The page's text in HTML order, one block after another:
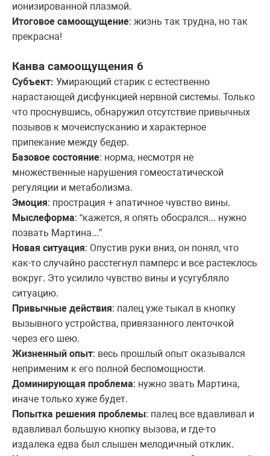
ионизированной плазмой.
Итоговое самоощущение: жизнь так трудна, но так
прекрасна!
Канва самоощущения 6
Субъект: Умирающий старик с естественно
нарастающей дисфункцией нервной системы. Только
что проснувшись, обнаружил отсутствие привычных
позывов к мочеиспусканию и характерное
припекание между бедер.
Базовое состояние: норма, несмотря не
множественные нарушения гомеостатической
регуляции и метаболизма.
Эмоция: прострация + апатичное чувство вины.
Мыслеформа: “кажется, я опять обосрался... нужно
позвать Мартина...”
Новая ситуация: Опустив руки вниз, он понял, что
как-то случайно расстегнул памперс и все растеклось
вокруг. Это усилило чувство вины и усугубляло
ситуацию.
Привычные действия: палец уже тыкал в кнопку
вызывного устройства, привязанного ленточкой
через его шею.
Жизненный опыт: весь прошлый опыт оказывался
неприменим к его полной беспомощности.
Доминирующая проблема: нужно звать Мартина,
иначе только хуже будет.
Попытка решения проблемы: палец все вдавливал и
вдавливал большую кнопку вызова, и где-то
издалека едва был слышен мелодичный отклик.